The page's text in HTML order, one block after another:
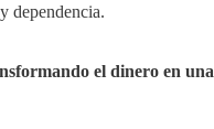
dependencia.
el dinero en una